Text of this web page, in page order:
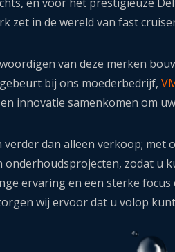
zet in de wereld van fast
van deze merken
bij ons moederbedrijf,
innovatie samenkomen om
verder dan alleen verkoop;
onderhoudsprojecten, zodat u
ervaring en een sterke
wij ervoor dat u volop